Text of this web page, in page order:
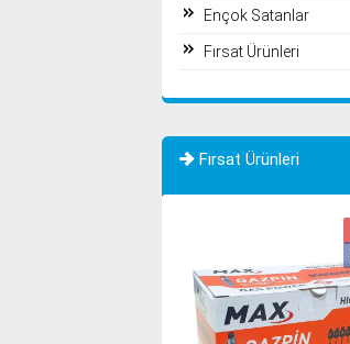
Ençok Satanlar
Fırsat Ürünleri
Fırsat Ürünleri